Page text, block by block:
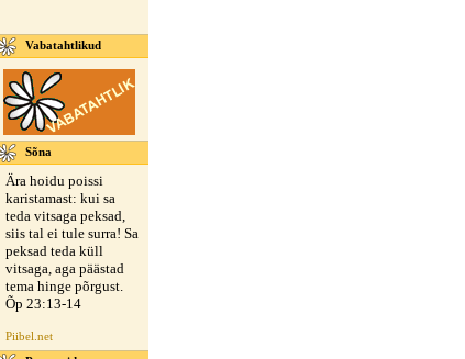
Vabatahtlikud
Sõna
Ära hoidu poissi
karistamast: kui sa
teda vitsaga peksad,
siis tal ei tule surra! Sa
peksad teda küll
vitsaga, aga päästad
tema hinge põrgust.
Õp 23:13-14
Piibel.net